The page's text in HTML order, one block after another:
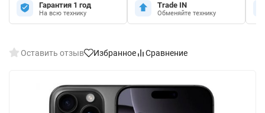
Гарантия 1 год
На всю технику
Trade IN
Обменяйте технику
Оставить отзыв Избранное Сравнение